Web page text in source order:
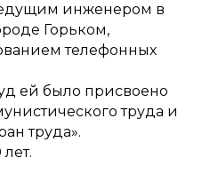
инженером в
Горьком,
телефонных
ей было присвоено
труда и
труда».